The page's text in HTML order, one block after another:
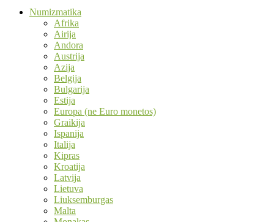
Numizmatika
Afrika
Airija
Andora
Austrija
Azija
Belgija
Bulgarija
Estija
Europa (ne Euro monetos)
Graikija
Ispanija
Italija
Kipras
Kroatija
Latvija
Lietuva
Liuksemburgas
Malta